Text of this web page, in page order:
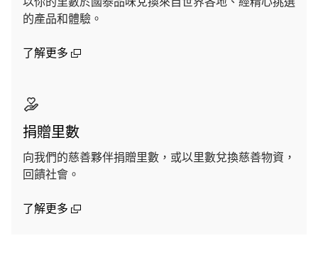
的產品和體驗。
了解更多 (open in a new window)
捐贈里數
向我們的慈善夥伴捐贈里數，或以里數兌換慈善物資，
回饋社會。
了解更多 (open in a new window)